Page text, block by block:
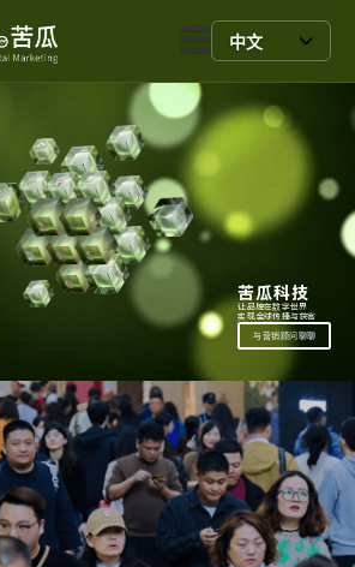
中文
苦瓜科技
让品牌在数字世界
实现全球传播与获客
与营销顾问聊聊